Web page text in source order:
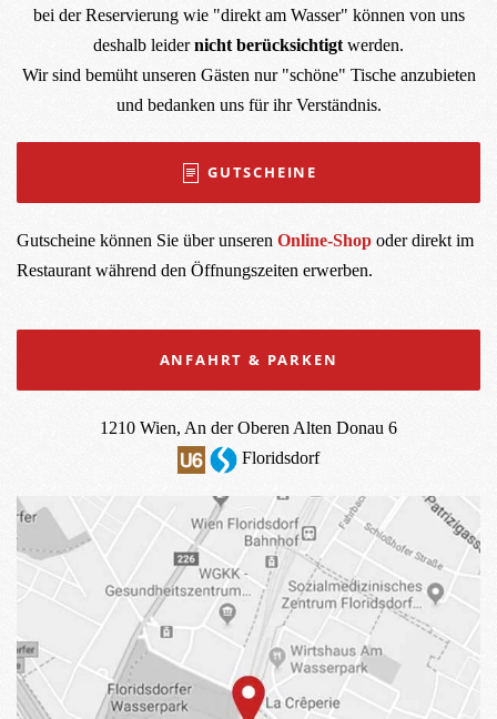
bei der Reservierung wie "direkt am Wasser" können von uns
deshalb leidernicht berücksichtigt werden.
Wir sind bemüht unseren Gästen nur "schöne" Tische anzubieten
und bedanken uns für ihr Verständnis.
GUTSCHEINE
Gutscheine können Sie über unseren Online-Shop oder direkt im
Restaurant während den Öffnungszeiten erwerben.
ANFAHRT & PARKEN
1210 Wien, An der Oberen Alten Donau 6
Floridsdorf